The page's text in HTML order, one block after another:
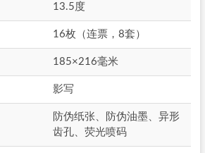
13.5度
16枚（连票，8套）
185×216毫米
影写
防伪纸张、防伪油墨、异形
齿孔、荧光喷码